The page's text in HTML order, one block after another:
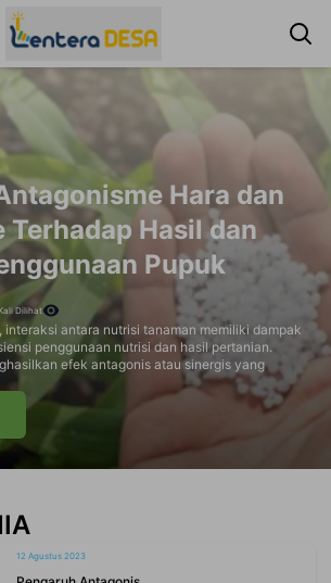
Hara dan
Terhadap Hasil dan
Pupuk
Dilihat
interaksi antara nutrisi tanaman memiliki dampak
penggunaan nutrisi dan hasil pertanian.
efek antagonis atau sinergis yang
penggunaan nutrisi. Pertanian modern
besar dalam hal teknologi, metode, dan praktik
hasil panen dan efisiensi produksi.
mendapatkan perhatian adalah interaksi
dalam tanah. Konsep antagonisme hara dan
sorotan dalam upaya meningkatkan hasil
dan efisiensi pengg...
12 Agustus 2023